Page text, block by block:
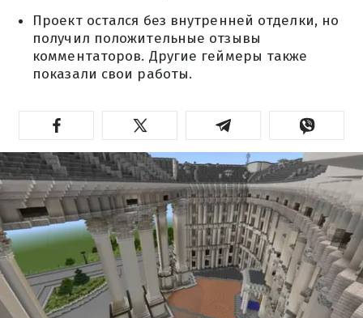
Проект остался без внутренней отделки, но
получил положительные отзывы
комментаторов. Другие геймеры также
показали свои работы.